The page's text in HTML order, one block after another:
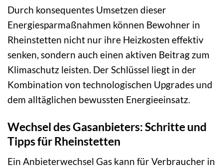
Durch konsequentes Umsetzen dieser
Energiesparmaßnahmen können Bewohner in
Rheinstetten nicht nur ihre Heizkosten effektiv
senken, sondern auch einen aktiven Beitrag zum
Klimaschutz leisten. Der Schlüssel liegt in der
Kombination von technologischen Upgrades und
dem alltäglichen bewussten Energieeinsatz.
Wechsel des Gasanbieters: Schritte und
Tipps für Rheinstetten
Ein Anbieterwechsel Gas kann für Verbraucher in